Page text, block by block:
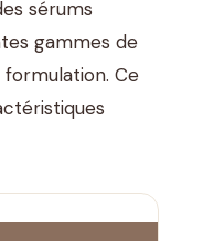
sérums
gammes de
Ce